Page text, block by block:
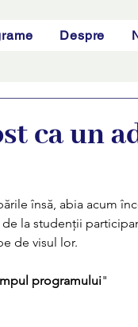
Despre
ca un
însă, abia acum
la studenții
de visul lor.
programului"